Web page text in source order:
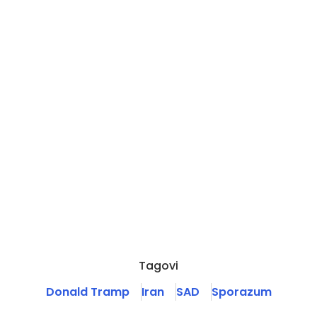
Tagovi
Donald Tramp
Iran SAD Sporazum